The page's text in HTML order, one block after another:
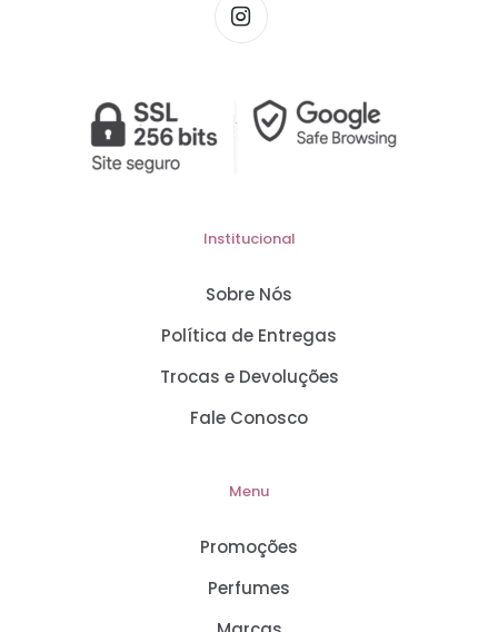
Institucional
Sobre Nós
Política de Entregas
Trocas e Devoluções
Fale Conosco
Menu
Promoções
Perfumes